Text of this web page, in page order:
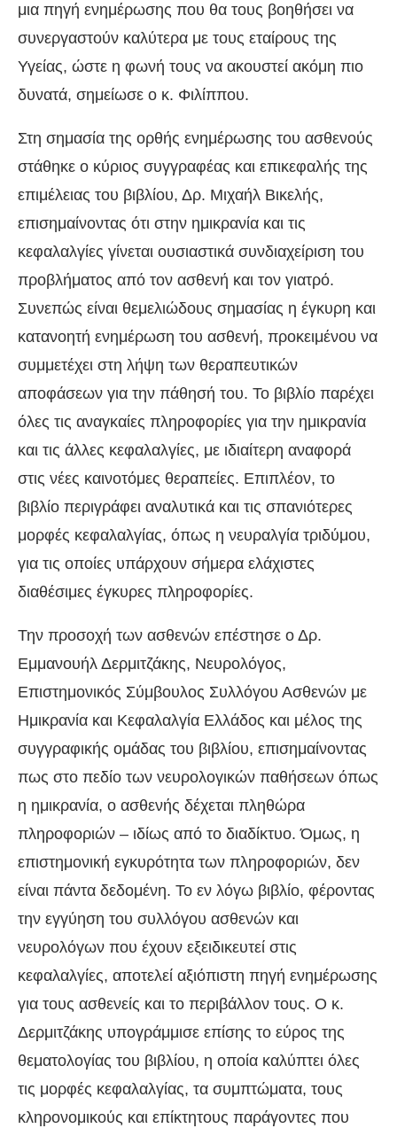
μια πηγή ενημέρωσης που θα τους βοηθήσει να
συνεργαστούν καλύτερα με τους εταίρους της
Υγείας, ώστε η φωνή τους να ακουστεί ακόμη πιο
δυνατά, σημείωσε ο κ. Φιλίππου.
Στη σημασία της ορθής ενημέρωσης του ασθενούς
στάθηκε ο κύριος συγγραφέας και επικεφαλής της
επιμέλειας του βιβλίου, Δρ. Μιχαήλ Βικελής,
επισημαίνοντας ότι στην ημικρανία και τις
κεφαλαλγίες γίνεται ουσιαστικά συνδιαχείριση του
προβλήματος από τον ασθενή και τον γιατρό.
Συνεπώς είναι θεμελιώδους σημασίας η έγκυρη και
κατανοητή ενημέρωση του ασθενή, προκειμένου να
συμμετέχει στη λήψη των θεραπευτικών
αποφάσεων για την πάθησή του. Το βιβλίο παρέχει
όλες τις αναγκαίες πληροφορίες για την ημικρανία
και τις άλλες κεφαλαλγίες, με ιδιαίτερη αναφορά
στις νέες καινοτόμες θεραπείες. Επιπλέον, το
βιβλίο περιγράφει αναλυτικά και τις σπανιότερες
μορφές κεφαλαλγίας, όπως η νευραλγία τριδύμου,
για τις οποίες υπάρχουν σήμερα ελάχιστες
διαθέσιμες έγκυρες πληροφορίες.
Την προσοχή των ασθενών επέστησε ο Δρ.
Εμμανουήλ Δερμιτζάκης, Νευρολόγος,
Επιστημονικός Σύμβουλος Συλλόγου Ασθενών με
Ημικρανία και Κεφαλαλγία Ελλάδος και μέλος της
συγγραφικής ομάδας του βιβλίου, επισημαίνοντας
πως στο πεδίο των νευρολογικών παθήσεων όπως
η ημικρανία, ο ασθενής δέχεται πληθώρα
πληροφοριών – ιδίως από το διαδίκτυο. Όμως, η
επιστημονική εγκυρότητα των πληροφοριών, δεν
είναι πάντα δεδομένη. Το εν λόγω βιβλίο, φέροντας
την εγγύηση του συλλόγου ασθενών και
νευρολόγων που έχουν εξειδικευτεί στις
κεφαλαλγίες, αποτελεί αξιόπιστη πηγή ενημέρωσης
για τους ασθενείς και το περιβάλλον τους. Ο κ.
Δερμιτζάκης υπογράμμισε επίσης το εύρος της
θεματολογίας του βιβλίου, η οποία καλύπτει όλες
τις μορφές κεφαλαλγίας, τα συμπτώματα, τους
κληρονομικούς και επίκτητους παράγοντες που